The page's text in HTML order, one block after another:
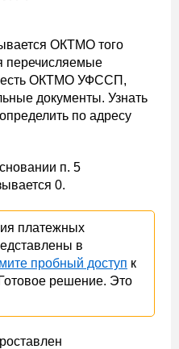
ОКТМО того
перечисляемые
есть ОКТМО УФССП,
документы. Узнать
по адресу
п. 5
0.
платежных
в
пробный доступ к
решение. Это